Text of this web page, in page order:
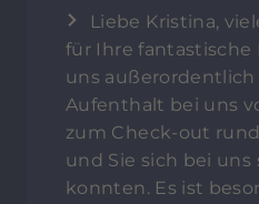
Liebe Kristina,
für Ihre fantastische
uns außerordentlich
Aufenthalt bei uns
zum Check-out
und Sie sich bei uns
konnten. Es ist